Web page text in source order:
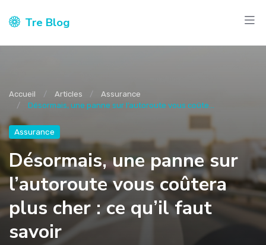
Tre Blog
Accueil Articles
Assurance
Désormais, une panne sur l’autoroute vous coûte...
Assurance
Désormais, une panne sur
l’autoroute vous coûtera
plus cher : ce qu’il faut
savoir